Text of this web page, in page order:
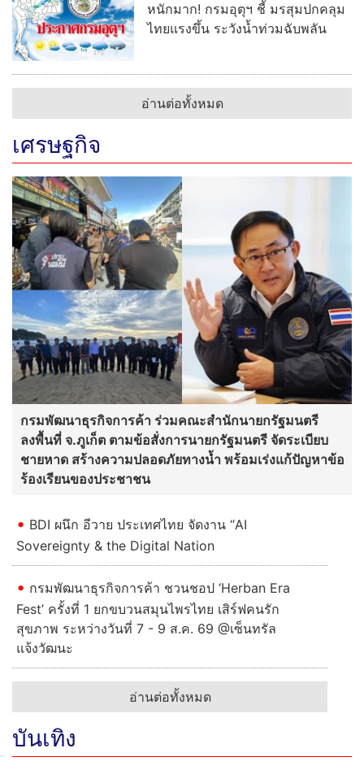
หนักมาก! กรมอุตุฯ ชี้ มรสุมปกคลุม
ไทยแรงขึ้น ระวังน้ำท่วมฉับพลัน
อ่านต่อทั้งหมด
เศรษฐกิจ
กรมพัฒนาธุรกิจการค้า ร่วมคณะสำนักนายกรัฐมนตรี
ลงพื้นที่ จ.ภูเก็ต ตามข้อสั่งการนายกรัฐมนตรี จัดระเบียบ
ชายหาด สร้างความปลอดภัยทางน้ำ พร้อมเร่งแก้ปัญหาข้อ
ร้องเรียนของประชาชน
BDI ผนึก อีวาย ประเทศไทย จัดงาน “AI
Sovereignty & the Digital Nation
กรมพัฒนาธุรกิจการค้า ชวนชอป ‘Herban Era
Fest’ ครั้งที่ 1 ยกขบวนสมุนไพรไทย เสิร์ฟคนรัก
สุขภาพ ระหว่างวันที่ 7 - 9 ส.ค. 69 @เซ็นทรัล
แจ้งวัฒนะ
อ่านต่อทั้งหมด
บันเทิง